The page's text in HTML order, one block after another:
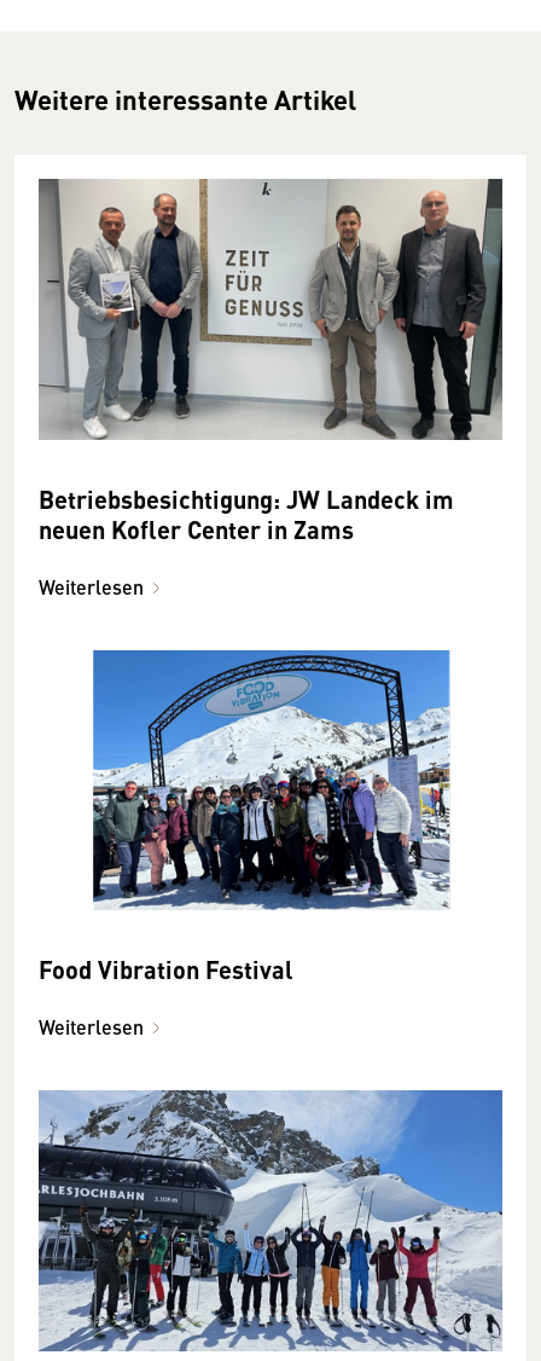
Weitere interessante Artikel
Betriebsbesichtigung: JW Landeck im
neuen Kofler Center in Zams
Weiterlesen
Food Vibration Festival
Weiterlesen